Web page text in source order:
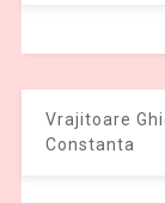
Vrajitoare
Constanta